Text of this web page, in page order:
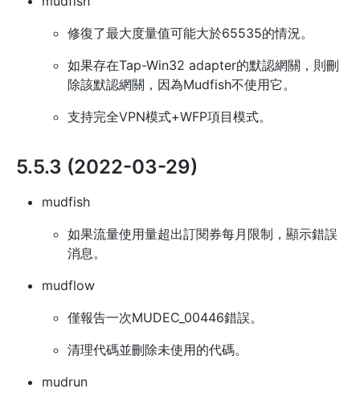
修復了最大度量值可能大於65535的情況。
如果存在Tap-Win32 adapter的默認網關，則刪
除該默認網關，因為Mudfish不使用它。
支持完全VPN模式+WFP項目模式。
5.5.3 (2022-03-29)
mudfish
如果流量使用量超出訂閱券每月限制，顯示錯誤
消息。
mudflow
僅報告一次MUDEC_00446錯誤。
清理代碼並刪除未使用的代碼。
mudrun